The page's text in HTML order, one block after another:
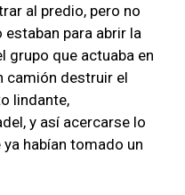
al predio, pero no
para abrir la
grupo que actuaba en
camión destruir el
lindante,
y así acercarse lo
habían tomado un